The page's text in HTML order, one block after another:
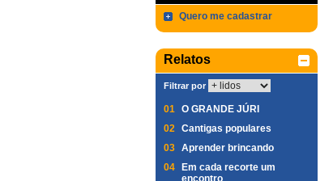
Quero me cadastrar
Relatos
Filtrar por
01 O GRANDE JÚRI
02 Cantigas populares
03 Aprender brincando
04
Em cada recorte um
encontro